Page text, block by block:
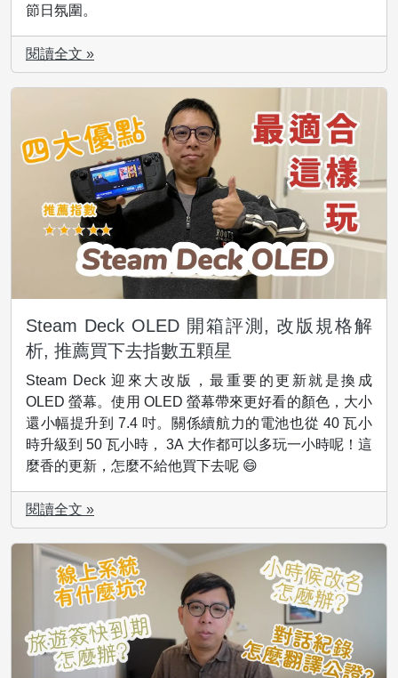
節日氛圍。
閱讀全文 »
Steam Deck OLED 開箱評測, 改版規格解
析, 推薦買下去指數五顆星
Steam Deck 迎來大改版，最重要的更新就是換成
OLED 螢幕。使用 OLED 螢幕帶來更好看的顏色，大小
還小幅提升到 7.4 吋。關係續航力的電池也從 40 瓦小
時升級到 50 瓦小時， 3A 大作都可以多玩一小時呢！這
麼香的更新，怎麼不給他買下去呢 😄
閱讀全文 »